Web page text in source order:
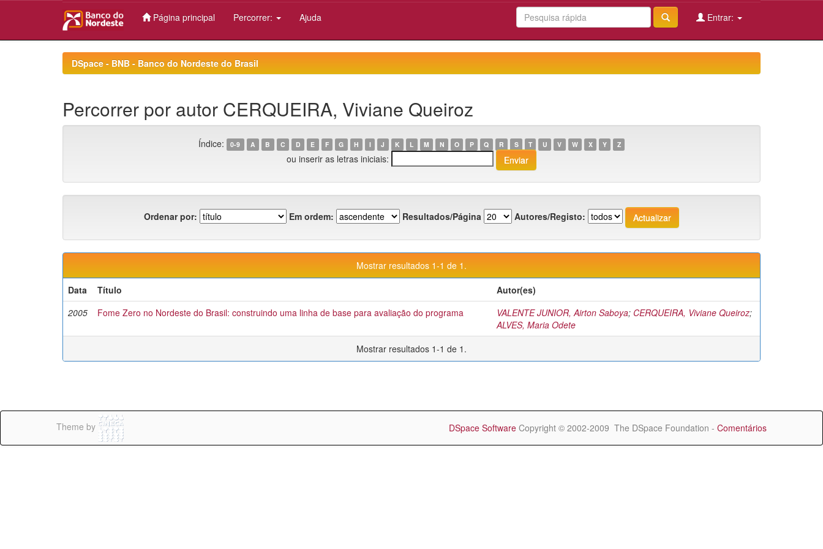
Página principal Percorrer: Ajuda Entrar:
DSpace - BNB - Banco do Nordeste do Brasil
Percorrer por autor CERQUEIRA, Viviane Queiroz
Índice: 0-9 A B C D E F G H I J K L M N O P Q R S T U V W X Y Z
ou inserir as letras iniciais:
Ordenar por: Em ordem: Resultados/Página Autores/Registo:
Mostrar resultados 1-1 de 1.
Data
Título
Autor(es)
2005
Fome Zero no Nordeste do Brasil: construindo uma linha de base para avaliação do programa VALENTE JUNIOR, Airton Saboya; CERQUEIRA, Viviane Queiroz;
ALVES, Maria Odete
Mostrar resultados 1-1 de 1.
Theme by DSpace Software Copyright © 2002-2009 The DSpace Foundation - Comentários